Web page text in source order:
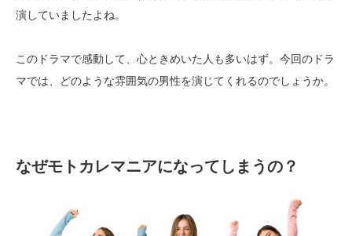
演していましたよね。
このドラマで感動して、心ときめいた人も多いはず。今回のドラ
マでは、どのような雰囲気の男性を演じてくれるのでしょうか。
なぜモトカレマニアになってしまうの？